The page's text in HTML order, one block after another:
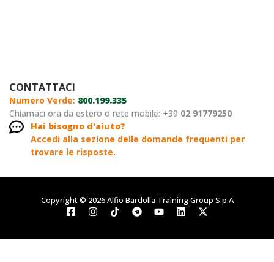
CONTATTACI
Numero Verde: 800.199.335
Chiamaci ora da estero o rete mobile: +39 02 91779250
Hai bisogno d'aiuto?
Accedi alla sezione delle domande frequenti per
trovare le risposte.
Copyright © 2026 Alfio Bardolla Training Group S.p.A